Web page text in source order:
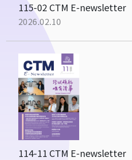
115-02 CTM E-newsletter
2026.02.10
114-11 CTM E-newsletter